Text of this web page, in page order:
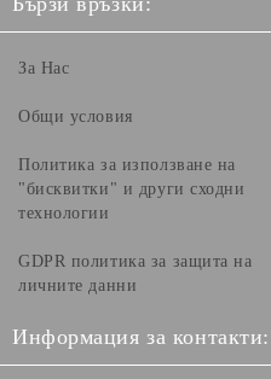
За Нас
Общи условия
Политика за използване на
"бисквитки" и други сходни
технологии
GDPR политика за защита на
личните данни
Информация за контакти: